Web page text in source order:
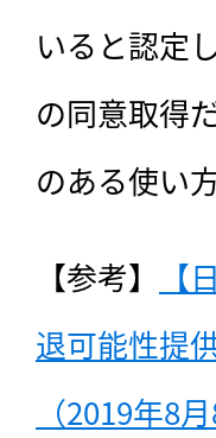
いると認定
の同意取得
のある使い
【参考】
退可能性提
（2019年8月